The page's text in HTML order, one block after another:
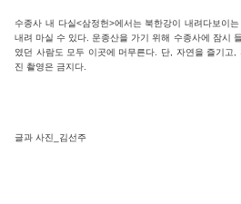
수종사 내 다실<삼정헌>에서는 북한강이 내려다보이
내려 마실 수 있다. 운종산을 가기 위해 수종사에 잠시
였던 사람도 모두 이곳에 머무른다. 단, 자연을 즐기고
진 촬영은 금지다.
글과 사진_김선주